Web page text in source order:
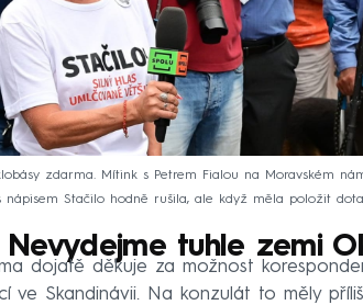
zdarma. Mítink s Petrem Fialou na Moravském
nápisem Stačilo hodně rušila, ale když měla položit
Nevydejme tuhle zemi
dojatě děkuje za možnost
ve Skandinávii. Na konzulát to měly